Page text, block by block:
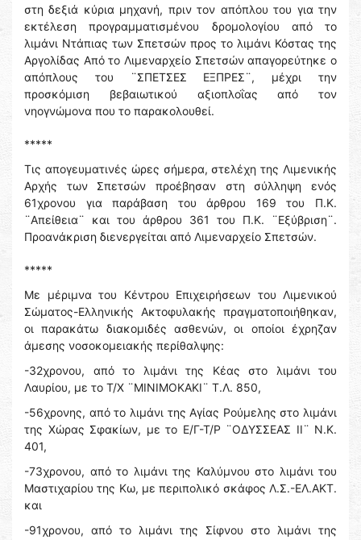
στη δεξιά κύρια μηχανή, πριν τον απόπλου του για την
εκτέλεση προγραμματισμένου δρομολογίου από το
λιμάνι Ντάπιας των Σπετσών προς το λιμάνι Κόστας της
Αργολίδας Από το Λιμεναρχείο Σπετσών απαγορεύτηκε ο
απόπλους του ¨ΣΠΕΤΣΕΣ ΕΞΠΡΕΣ¨, μέχρι την
προσκόμιση βεβαιωτικού αξιοπλοΐας από τον
νηογνώμονα που το παρακολουθεί.
*****
Τις απογευματινές ώρες σήμερα, στελέχη της Λιμενικής
Αρχής των Σπετσών προέβησαν στη σύλληψη ενός
61χρονου για παράβαση του άρθρου 169 του Π.Κ.
¨Απείθεια¨ και του άρθρου 361 του Π.Κ. ¨Εξύβριση¨.
Προανάκριση διενεργείται από Λιμεναρχείο Σπετσών.
*****
Με μέριμνα του Κέντρου Επιχειρήσεων του Λιμενικού
Σώματος-Ελληνικής Ακτοφυλακής πραγματοποιήθηκαν,
οι παρακάτω διακομιδές ασθενών, οι οποίοι έχρηζαν
άμεσης νοσοκομειακής περίθαλψης:
-32χρονου, από το λιμάνι της Κέας στο λιμάνι του
Λαυρίου, με το Τ/Χ ¨ΜΙΝΙΜΟΚΑΚΙ¨ Τ.Λ. 850,
-56χρονης, από το λιμάνι της Αγίας Ρούμελης στο λιμάνι
της Χώρας Σφακίων, με το Ε/Γ-Τ/Ρ ¨ΟΔΥΣΣΕΑΣ ΙΙ¨ Ν.Κ.
401,
-73χρονου, από το λιμάνι της Καλύμνου στο λιμάνι του
Μαστιχαρίου της Κω, με περιπολικό σκάφος Λ.Σ.-ΕΛ.ΑΚΤ.
και
-91χρονου, από το λιμάνι της Σίφνου στο λιμάνι της